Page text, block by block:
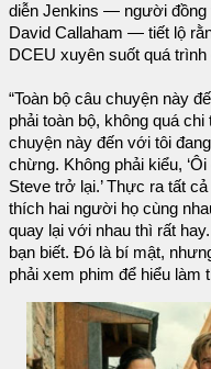
diễn Jenkins — người đồng
David Callaham — tiết lộ
DCEU xuyên suốt quá trình
“Toàn bộ câu chuyện này
phải toàn bộ, không quá
chuyện này đến với tôi
chừng. Không phải kiểu,
Steve trở lại.’ Thực ra tất
thích hai người họ cùng
quay lại với nhau thì rất
bạn biết. Đó là bí mật,
phải xem phim để hiểu làm